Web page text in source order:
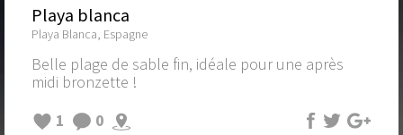
Playa blanca
Playa Blanca, Espagne
Belle plage de sable fin, idéale pour une après
midi bronzette !
1
0